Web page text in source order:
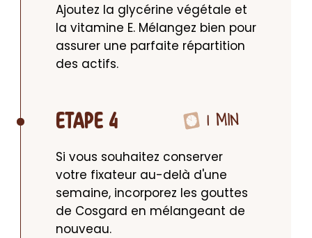
Ajoutez la glycérine végétale et
la vitamine E. Mélangez bien pour
assurer une parfaite répartition
des actifs.
ETAPE 4 1 MIN
Si vous souhaitez conserver
votre fixateur au-delà d'une
semaine, incorporez les gouttes
de Cosgard en mélangeant de
nouveau.